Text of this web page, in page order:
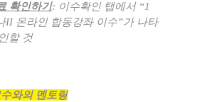
확인하기: 이수확인 탭에서 “1
II 온라인 합동강좌 이수”가 나타
할 것
와의 멘토링